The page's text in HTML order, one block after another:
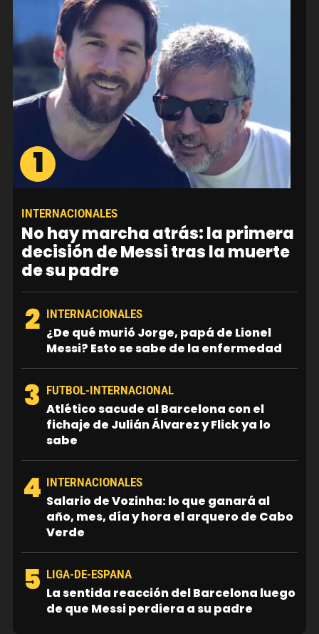
1
INTERNACIONALES
No hay marcha atrás: la primera
decisión de Messi tras la muerte
de su padre
2 INTERNACIONALES
¿De qué murió Jorge, papá de Lionel
Messi? Esto se sabe de la enfermedad
3 FUTBOL-INTERNACIONAL
Atlético sacude al Barcelona con el
fichaje de Julián Álvarez y Flick ya lo
sabe
4 INTERNACIONALES
Salario de Vozinha: lo que ganará al
año, mes, día y hora el arquero de Cabo
Verde
5 LIGA-DE-ESPANA
La sentida reacción del Barcelona luego
de que Messi perdiera a su padre